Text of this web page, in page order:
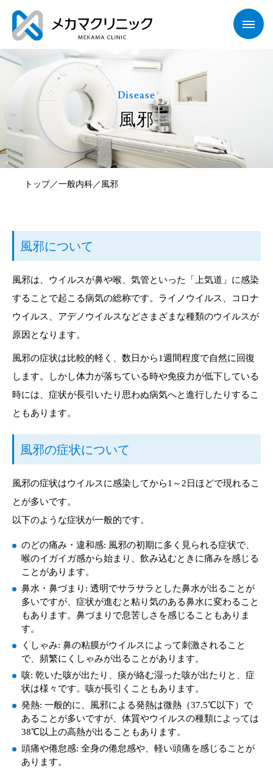
Disease
風邪
トップ／一般内科／ 風邪
風邪について
風邪は、ウイルスが鼻や喉、気管といった「上気道」に感染
することで起こる病気の総称です。ライノウイルス、コロナ
ウイルス、アデノウイルスなどさまざまな種類のウイルスが
原因となります。
風邪の症状は比較的軽く、数日から1週間程度で自然に回復
します。しかし体力が落ちている時や免疫力が低下している
時には、症状が長引いたり思わぬ病気へと進行したりするこ
ともあります。
風邪の症状について
風邪の症状はウイルスに感染してから1～2日ほどで現れるこ
とが多いです。
以下のような症状が一般的です。
のどの痛み・違和感: 風邪の初期に多く見られる症状で、
喉のイガイガ感から始まり、飲み込むときに痛みを感じる
ことがあります。
鼻水・鼻づまり: 透明でサラサラとした鼻水が出ることが
多いですが、症状が進むと粘り気のある鼻水に変わること
もあります。鼻づまりで息苦しさを感じることもありま
す。
くしゃみ: 鼻の粘膜がウイルスによって刺激されること
で、頻繁にくしゃみが出ることがあります。
咳: 乾いた咳が出たり、痰が絡む湿った咳が出たりと、症
状は様々です。咳が長引くこともあります。
発熱: 一般的に、風邪による発熱は微熱（37.5℃以下）で
あることが多いですが、体質やウイルスの種類によっては
38℃以上の高熱が出ることもあります。
頭痛や倦怠感: 全身の倦怠感や、軽い頭痛を感じることが
あります。